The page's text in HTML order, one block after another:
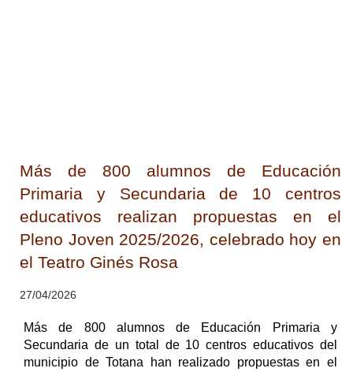
Más de 800 alumnos de Educación
Primaria y Secundaria de 10 centros
educativos realizan propuestas en el
Pleno Joven 2025/2026, celebrado hoy en
el Teatro Ginés Rosa
27/04/2026
Más de 800 alumnos de Educación Primaria y
Secundaria de un total de 10 centros educativos del
municipio de Totana han realizado propuestas en el